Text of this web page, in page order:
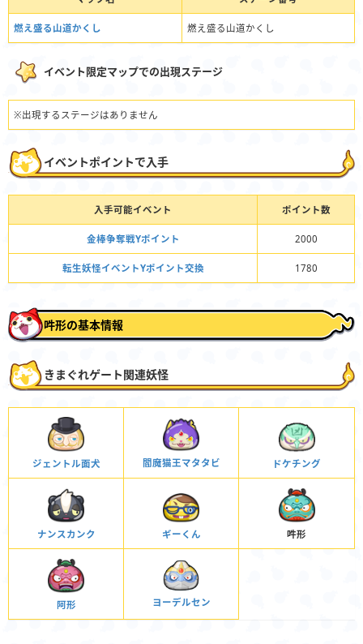
燃え盛る山道かくし 燃え盛る山道かくし
イベント限定マップでの出現ステージ
※出現するステージはありません
イベントポイントで入手
入手可能イベント ポイント数
金棒争奪戦Yポイント 2000
転生妖怪イベントYポイント交換 1780
吽形の基本情報
きまぐれゲート関連妖怪
ジェントル面犬 閻魔猫王マタタビ ドケチング
ナンスカンク ギーくん 吽形
阿形 ヨーデルセン